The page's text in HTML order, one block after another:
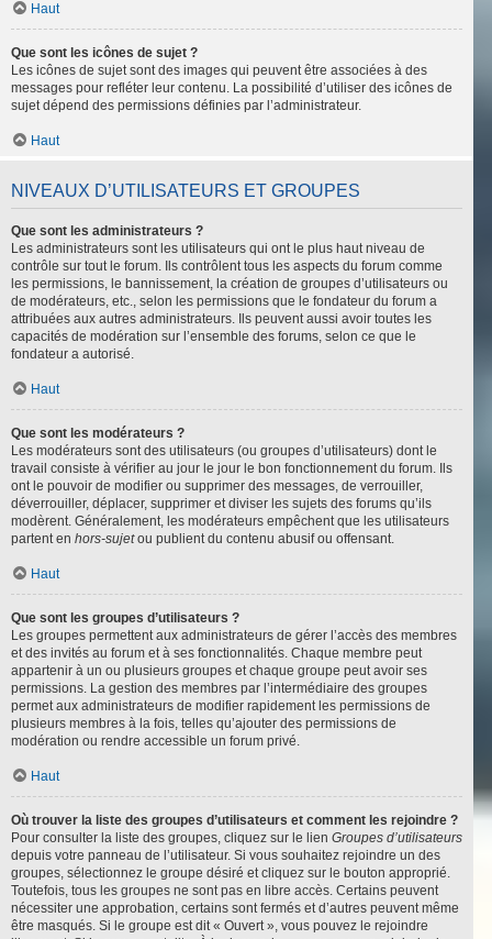
Haut
Que sont les icônes de sujet ?
Les icônes de sujet sont des images qui peuvent être associées à des
messages pour refléter leur contenu. La possibilité d’utiliser des icônes de
sujet dépend des permissions définies par l’administrateur.
Haut
NIVEAUX D’UTILISATEURS ET GROUPES
Que sont les administrateurs ?
Les administrateurs sont les utilisateurs qui ont le plus haut niveau de
contrôle sur tout le forum. Ils contrôlent tous les aspects du forum comme
les permissions, le bannissement, la création de groupes d’utilisateurs ou
de modérateurs, etc., selon les permissions que le fondateur du forum a
attribuées aux autres administrateurs. Ils peuvent aussi avoir toutes les
capacités de modération sur l’ensemble des forums, selon ce que le
fondateur a autorisé.
Haut
Que sont les modérateurs ?
Les modérateurs sont des utilisateurs (ou groupes d’utilisateurs) dont le
travail consiste à vérifier au jour le jour le bon fonctionnement du forum. Ils
ont le pouvoir de modifier ou supprimer des messages, de verrouiller,
déverrouiller, déplacer, supprimer et diviser les sujets des forums qu’ils
modèrent. Généralement, les modérateurs empêchent que les utilisateurs
partent en hors-sujetou publient du contenu abusif ou offensant.
Haut
Que sont les groupes d’utilisateurs ?
Les groupes permettent aux administrateurs de gérer l’accès des membres
et des invités au forum et à ses fonctionnalités. Chaque membre peut
appartenir à un ou plusieurs groupes et chaque groupe peut avoir ses
permissions. La gestion des membres par l’intermédiaire des groupes
permet aux administrateurs de modifier rapidement les permissions de
plusieurs membres à la fois, telles qu’ajouter des permissions de
modération ou rendre accessible un forum privé.
Haut
Où trouver la liste des groupes d’utilisateurs et comment les rejoindre ?
Pour consulter la liste des groupes, cliquez sur le lien Groupes d’utilisateurs
depuis votre panneau de l’utilisateur. Si vous souhaitez rejoindre un des
groupes, sélectionnez le groupe désiré et cliquez sur le bouton approprié.
Toutefois, tous les groupes ne sont pas en libre accès. Certains peuvent
nécessiter une approbation, certains sont fermés et d’autres peuvent même
être masqués. Si le groupe est dit « Ouvert », vous pouvez le rejoindre